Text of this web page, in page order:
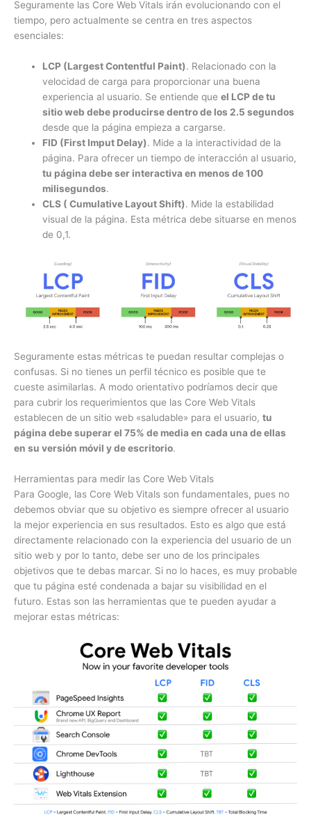
Seguramente las Core Web Vitals irán evolucionando con el
tiempo, pero actualmente se centra en tres aspectos
esenciales:
LCP (Largest Contentful Paint). Relacionado con la
velocidad de carga para proporcionar una buena
experiencia al usuario. Se entiende queel LCP de tu
sitio web debe producirse dentro de los 2.5 segundos
desde que la página empieza a cargarse.
FID (First Imput Delay). Mide a la interactividad de la
página. Para ofrecer un tiempo de interacción al usuario,
tu página debe ser interactiva en menos de 100
milisegundos.
CLS ( Cumulative Layout Shift). Mide la estabilidad
visual de la página. Esta métrica debe situarse en menos
de 0,1.
Seguramente estas métricas te puedan resultar complejas o
confusas. Si no tienes un perfil técnico es posible que te
cueste asimilarlas. A modo orientativo podríamos decir que
para cubrir los requerimientos que las Core Web Vitals
establecen de un sitio web «saludable» para el usuario, tu
página debe superar el 75% de media en cada una de ellas
en su versión móvil y de escritorio.
Herramientas para medir las Core Web Vitals
Para Google, las Core Web Vitals son fundamentales, pues no
debemos obviar que su objetivo es siempre ofrecer al usuario
la mejor experiencia en sus resultados. Esto es algo que está
directamente relacionado con la experiencia del usuario de un
sitio web y por lo tanto, debe ser uno de los principales
objetivos que te debas marcar. Si no lo haces, es muy probable
que tu página esté condenada a bajar su visibilidad en el
futuro. Estas son las herramientas que te pueden ayudar a
mejorar estas métricas: